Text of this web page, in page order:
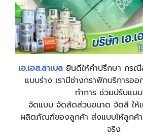
เอ.เอส.ลาเบล ยินดีให้คำปรึกษา กรณี
แบบร่าง เรามีช่างกราฟิกบริการออ
ทำการ ช่วยปรับแบ
จัดแบบ จัดสัดส่วนขนาด จัดสี ให้
ผลิตภัณฑ์ของลูกค้า ส่งแบบให้ลูกค้
จริง